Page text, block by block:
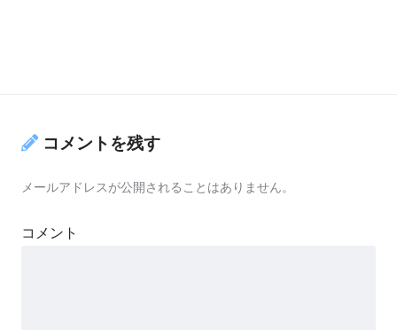
コメントを残す
メールアドレスが公開されることはありません。
コメント